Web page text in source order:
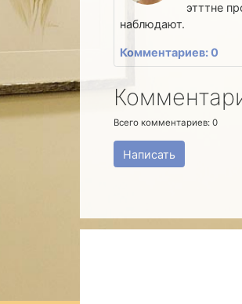
этттне
наблюдают.
Комментариев: 0
Всего комментариев:0
Написать